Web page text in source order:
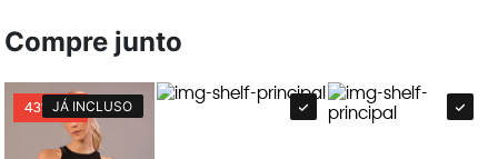
Compre junto
JÁ INCLUSO
43% OFF